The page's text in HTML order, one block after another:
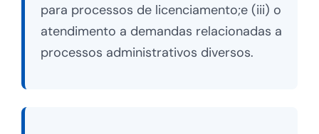
para processos de licenciamento;e (iii) o
atendimento a demandas relacionadas a
processos administrativos diversos.